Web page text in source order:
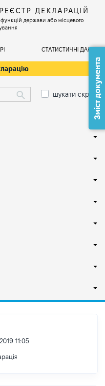
ДЕКЛАРАЦІЙ
держави або місцевого
СТАТИСТИЧНІ ДАНІ
шукати скрізь
11:05
Зміст документа